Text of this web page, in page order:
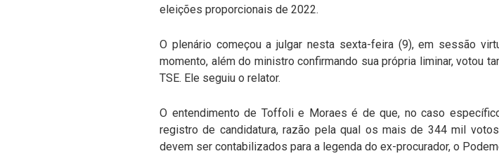
eleições proporcionais de 2022.
O plenário começou a julgar nesta sexta-feira (9), em sessão
momento, além do ministro confirmando sua própria liminar, votou
TSE. Ele seguiu o relator.
O entendimento de Toffoli e Moraes é de que, no caso
registro de candidatura, razão pela qual os mais de 344 mil
devem ser contabilizados para a legenda do ex-procurador, o